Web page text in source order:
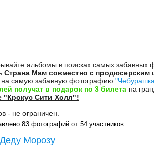
альбомы в поисках самых забавных
Страна Мам совместно с продюсерским
на самую забавную фотографию
получат в подарок по 3 билета на
"Крокус Сити Холл"!
- не ограничен.
83 фотографий от 54 участников
Морозу